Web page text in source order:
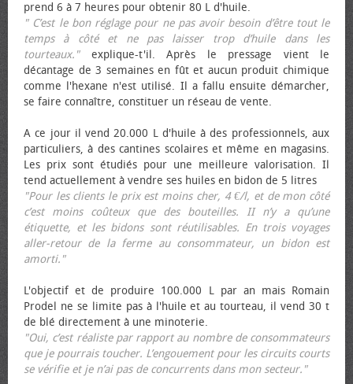
prend 6 à 7 heures pour obtenir 80 L d'huile.
" C’est le bon réglage pour ne pas avoir besoin d’être tout le
temps à côté et ne pas laisser trop d’huile dans les
tourteaux."explique-t'il. Après le pressage vient le
décantage de 3 semaines en fût et aucun produit chimique
comme l'hexane n'est utilisé. Il a fallu ensuite démarcher,
se faire connaître, constituer un réseau de vente.
A ce jour il vend 20.000 L d'huile à des professionnels, aux
particuliers, à des cantines scolaires et même en magasins.
Les prix sont étudiés pour une meilleure valorisation. Il
tend actuellement à vendre ses huiles en bidon de 5 litres
"Pour les clients le prix est moins cher, 4 €/l, et de mon côté
c’est moins coûteux que des bouteilles. II n’y a qu’une
étiquette, et les bidons sont réutilisables. En trois voyages
aller-retour de la ferme au consommateur, un bidon est
amorti."
L'objectif et de produire 100.000 L par an mais Romain
Prodel ne se limite pas à l'huile et au tourteau, il vend 30 t
de blé directement à une minoterie.
"Oui, c’est réaliste par rapport au nombre de consommateurs
que je pourrais toucher. L’engouement pour les circuits courts
se vérifie et je n’ai pas de concurrents dans mon secteur."